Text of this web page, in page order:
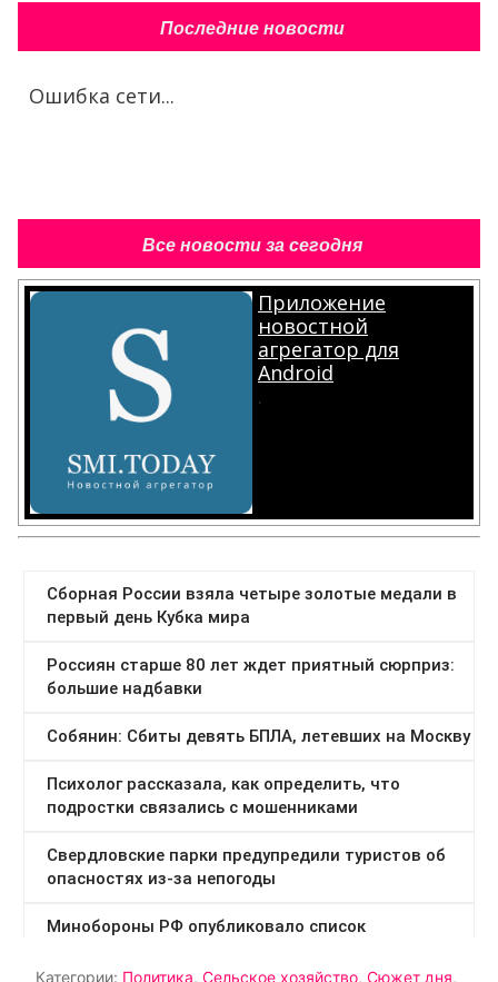
Последние новости
Ошибка сети...
Все новости за сегодня
Приложение
новостной
агрегатор для
Android
.
Категории: Политика, Сельское хозяйство, Сюжет дня,